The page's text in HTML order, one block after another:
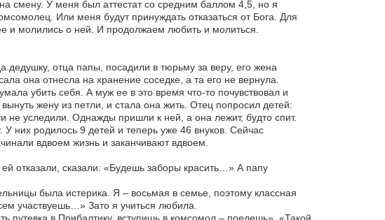
смену. У меня был аттестат со средним баллом 4,5, но я
Или меня будут принуждать отказаться от Бога. Для
молились о ней. И продолжаем любить и молиться.
отца папы, посадили в тюрьму за веру, его жена
она отнесла на хранение соседке, а та его не вернула.
убить себя. А муж ее в это время что-то почувствовал и
жену из петли, и стала она жить. Отец попросил детей:
уследили. Однажды пришли к ней, а она лежит, будто спит.
них родилось 9 детей и теперь уже 46 внуков. Сейчас
вдвоем жизнь и заканчивают вдвоем.
отказали, сказали: «Будешь заборы красить…» А папу
была истерика. Я – восьмая в семье, поэтому классная
участвуешь…» Зато я учиться любила.